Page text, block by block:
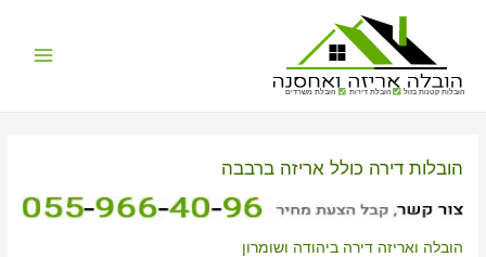
הובלות קטנות בזול הובלת דירות הובלת משרדים
הובלות דירה כולל אריזה ברבבה
הובלה ואריזה דירה ביהודה ושומרון